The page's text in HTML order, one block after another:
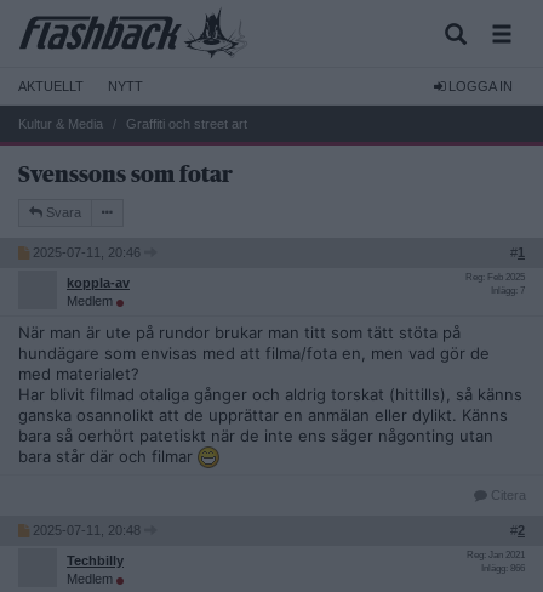
AKTUELLT NYTT LOGGA IN
Kultur & Media Graffiti och street art
Svenssons som fotar
Svara
2025-07-11, 20:46 #1
koppla-av
Medlem
Reg: Feb 2025
Inlägg: 7
När man är ute på rundor brukar man titt som tätt stöta på
hundägare som envisas med att filma/fota en, men vad gör de
med materialet?
Har blivit filmad otaliga gånger och aldrig torskat (hittills), så känns
ganska osannolikt att de upprättar en anmälan eller dylikt. Känns
bara så oerhört patetiskt när de inte ens säger någonting utan
bara står där och filmar
Citera
2025-07-11, 20:48 #2
Techbilly
Medlem
Reg: Jan 2021
Inlägg: 866